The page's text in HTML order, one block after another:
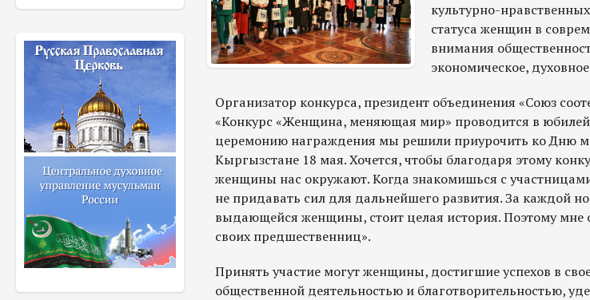
культурно-
статуса женщин в
внимания
экономическое,
Организатор конкурса, президент объединения «Союз
«Конкурс «Женщина, меняющая мир» проводится в
церемонию награждения мы решили приурочить ко Дню
Кыргызстане 18 мая. Хочется, чтобы благодаря этому
женщины нас окружают. Когда знакомишься с
не придавать сил для дальнейшего развития. За каждой
выдающейся женщины, стоит целая история. Поэтому мне
своих предшественниц».
Принять участие могут женщины, достигшие успехов в
общественной деятельностью и благотворительностью,